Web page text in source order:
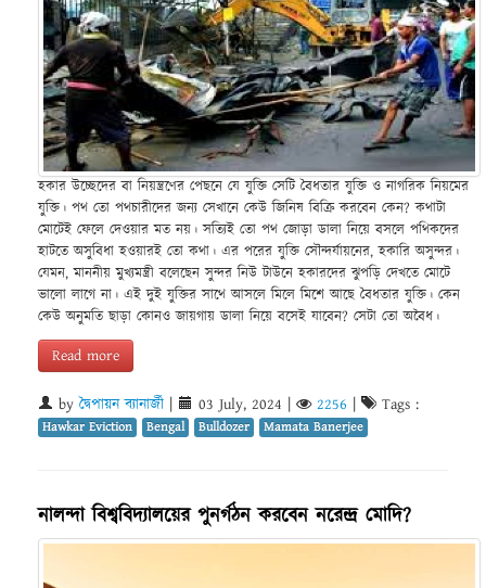
হকার উচ্ছেদের বা নিয়ন্ত্রণের পেছনে যে যুক্তি সেটি বৈধতার যুক্তি ও নাগরিক নিয়মের
যুক্তি। পথ তো পথচারীদের জন্য সেখানে কেউ জিনিষ বিক্রি করবেন কেন? কথাটা
মোটেই ফেলে দেওয়ার মত নয়। সত্যিই তো পথ জোড়া ডালা নিয়ে বসলে পথিকদের
হাটতে অসুবিধা হওয়ারই তো কথা। এর পরের যুক্তি সৌন্দর্যায়নের, হকারি অসুন্দর।
যেমন, মাননীয় মুখ্যমন্ত্রী বলেছেন সুন্দর নিউ টাউনে হকারদের ঝুপড়ি দেখতে মোটে
ভালো লাগে না। এই দুই যুক্তির সাথে আসলে মিলে মিশে আছে বৈধতার যুক্তি। কেন
কেউ অনুমতি ছাড়া কোনও জায়গায় ডালা নিয়ে বসেই যাবেন? সেটা তো অবৈধ।
Read more
by দ্বৈপায়ন ব্যানার্জী 03 July, 2024 2256 Tags :
Hawkar Eviction Bengal Bulldozer Mamata Banerjee
নালন্দা বিশ্ববিদ্যালয়ের পুনর্গঠন করবেন নরেন্দ্র মোদি?